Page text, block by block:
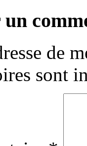
de
sont